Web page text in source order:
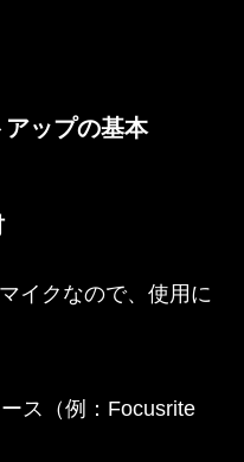
ップの基本
イクなので、使用に
ス（例：Focusrite